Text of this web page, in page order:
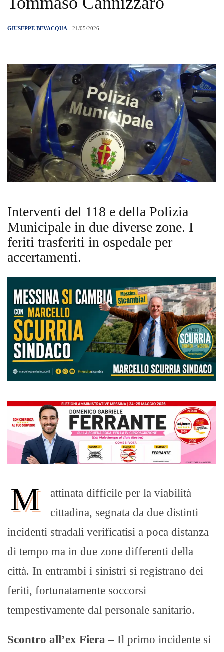
GIUSEPPE BEVACQUA - 21/05/2026
Interventi del 118 e della Polizia
Municipale in due diverse zone. I
feriti trasferiti in ospedale per
accertamenti.
M
attinata difficile per la viabilità
cittadina, segnata da due distinti
incidenti stradali verificatisi a poca distanza
di tempo ma in due zone differenti della
città. In entrambi i sinistri si registrano dei
feriti, fortunatamente soccorsi
tempestivamente dal personale sanitario.
Scontro all’ex Fiera – Il primo incidente si